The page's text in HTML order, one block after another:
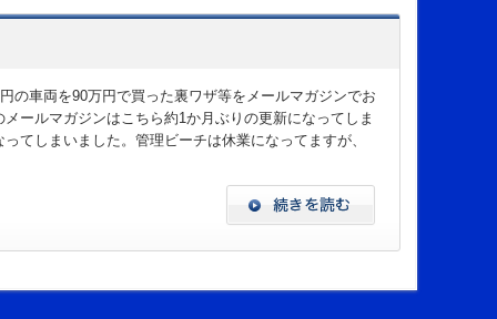
の車両を90万円で買った裏ワザ等をメールマガジンでお
ールマガジンはこちら約1か月ぶりの更新になってしま
てしまいました。管理ビーチは休業になってますが、